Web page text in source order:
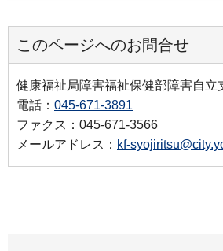
このページへのお問合せ
健康福祉局障害福祉保健部障害自立
電話： 045-671-3891
ファクス：045-671-3566
メールアドレス： kf-